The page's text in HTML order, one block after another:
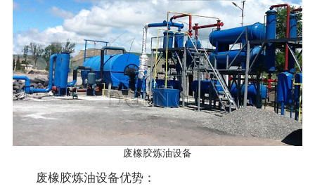
废橡胶炼油设备
废橡胶炼油设备优势：